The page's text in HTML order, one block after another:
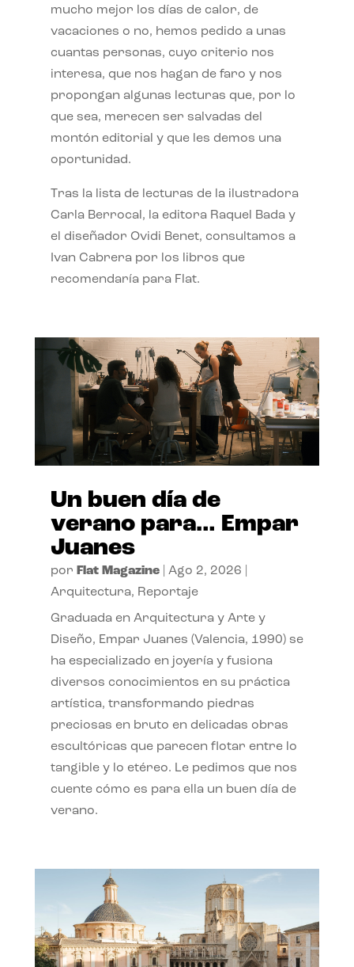
mucho mejor los días de calor, de
vacaciones o no, hemos pedido a unas
cuantas personas, cuyo criterio nos
interesa, que nos hagan de faro y nos
propongan algunas lecturas que, por lo
que sea, merecen ser salvadas del
montón editorial y que les demos una
oportunidad.
Tras la lista de lecturas de la ilustradora
Carla Berrocal, la editora Raquel Bada y
el diseñador Ovidi Benet, consultamos a
Ivan Cabrera por los libros que
recomendaría para Flat.
Un buen día de
verano para… Empar
Juanes
por Flat Magazine| Ago 2, 2026
Arquitectura, Reportaje
Graduada en Arquitectura y Arte y
Diseño, Empar Juanes (Valencia, 1990) se
ha especializado en joyería y fusiona
diversos conocimientos en su práctica
artística, transformando piedras
preciosas en bruto en delicadas obras
escultóricas que parecen flotar entre lo
tangible y lo etéreo. Le pedimos que nos
cuente cómo es para ella un buen día de
verano.